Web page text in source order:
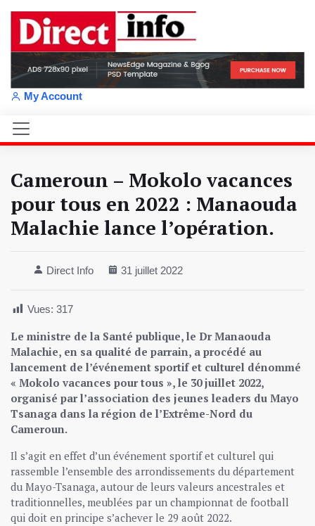
My Account
Cameroun – Mokolo vacances
pour tous en 2022 : Manaouda
Malachie lance l’opération.
Direct Info 31 juillet 2022
Vues: 317
Le ministre de la Santé publique, le Dr Manaouda
Malachie, en sa qualité de parrain, a procédé au
lancement de l’événement sportif et culturel dénommé
« Mokolo vacances pour tous », le 30 juillet 2022,
organisé par l’association des jeunes leaders du Mayo
Tsanaga dans la région de l’Extrême-Nord du
Cameroun.
Il s’agit en effet d’un événement sportif et culturel qui
rassemble l’ensemble des arrondissements du département
du Mayo-Tsanaga, autour de leurs valeurs ancestrales et
traditionnelles, meublées par un championnat de football
qui doit en principe s’achever le 29 août 2022.